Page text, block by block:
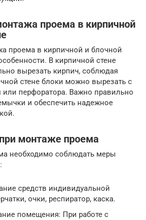
проема в кирпичной
проема в кирпичной и блочной
В кирпичной стене
вырезать кирпич, соблюдая
стене блоки можно вырезать с
перфоратора. Важно правильно
и обеспечить надежное
монтаже проема
необходимо соблюдать меры
средств индивидуальной
очки, респиратор, каска.
помещения: При работе с